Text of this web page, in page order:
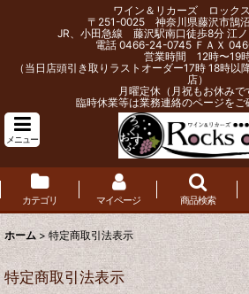
ワイン＆リカーズ ロック
〒251-0025 神奈川県藤沢市鵠
JR、小田急線 藤沢駅南口徒歩8分 江
電話 0466-24-0745 ＦＡＸ
営業時間 12時〜19
（当日店頭引き取りラストオーダー17時 18時以
店）
月曜定休（月祝もお休みで
臨時休業等は業務連絡のページをご
メニュー
カテゴリ マイページ 商品検索
ホーム > 特定商取引法表示
特定商取引法表示